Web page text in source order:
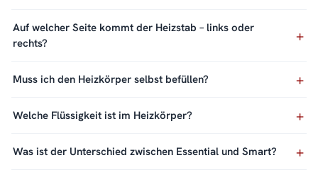
Auf welcher Seite kommt der Heizstab – links oder
rechts?
Muss ich den Heizkörper selbst befüllen?
Welche Flüssigkeit ist im Heizkörper?
Was ist der Unterschied zwischen Essential und Smart?